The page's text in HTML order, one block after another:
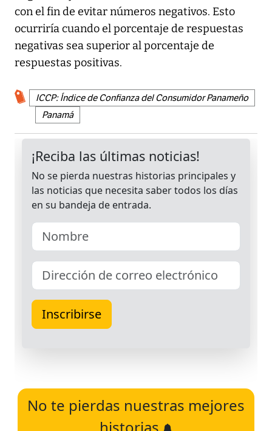
con el fin de evitar números negativos. Esto
ocurriría cuando el porcentaje de respuestas
negativas sea superior al porcentaje de
respuestas positivas.
ICCP: Índice de Confianza del Consumidor Panameño
Panamá
No te pierdas nuestras mejores
historias